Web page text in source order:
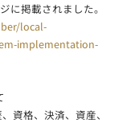
に掲載されました。
local-
implementation-
資格、決済、資産、